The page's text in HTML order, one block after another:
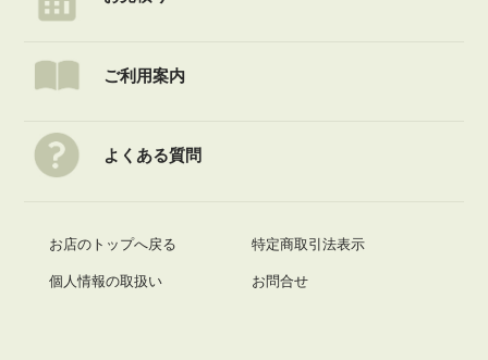
ご利用案内
よくある質問
お店のトップへ戻る 特定商取引法表示
個人情報の取扱い お問合せ